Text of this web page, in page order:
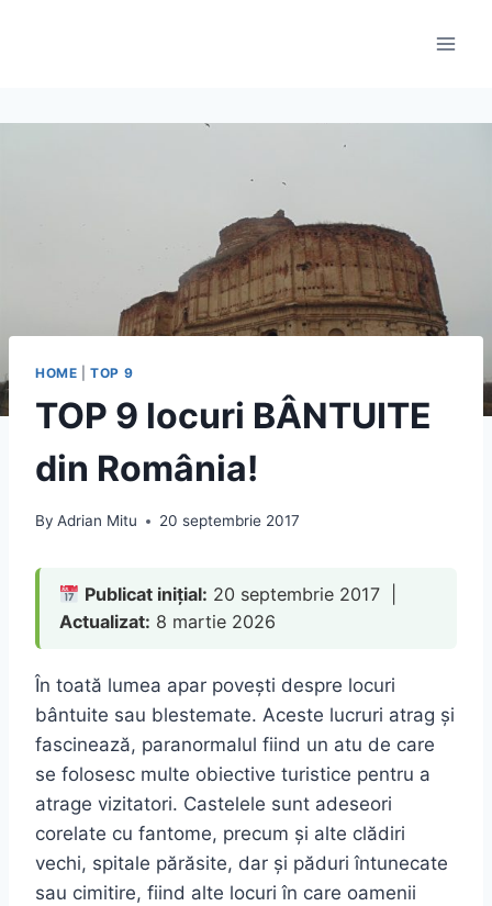
HOME |TOP 9
TOP 9 locuri BÂNTUITE
din România!
By Adrian Mitu 20 septembrie 2017
Publicat inițial: 20 septembrie 2017 |
Actualizat: 8 martie 2026
În toată lumea apar povești despre locuri
bântuite sau blestemate. Aceste lucruri atrag și
fascinează, paranormalul fiind un atu de care
se folosesc multe obiective turistice pentru a
atrage vizitatori. Castelele sunt adeseori
corelate cu fantome, precum și alte clădiri
vechi, spitale părăsite, dar și păduri întunecate
sau cimitire, fiind alte locuri în care oamenii